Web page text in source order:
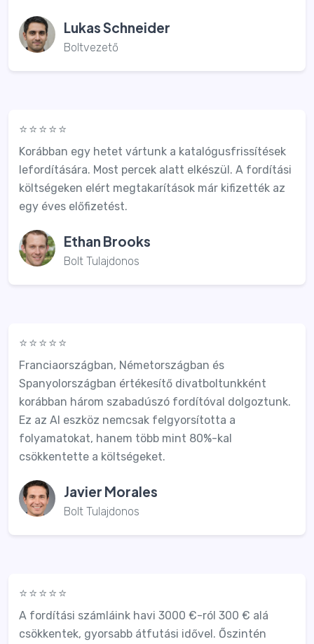
Lukas Schneider
Boltvezető
⭐⭐⭐⭐⭐
Korábban egy hetet vártunk a katalógusfrissítések
lefordítására. Most percek alatt elkészül. A fordítási
költségeken elért megtakarítások már kifizették az
egy éves előfizetést.
Ethan Brooks
Bolt Tulajdonos
⭐⭐⭐⭐⭐
Franciaországban, Németországban és
Spanyolországban értékesítő divatboltunkként
korábban három szabadúszó fordítóval dolgoztunk.
Ez az AI eszköz nemcsak felgyorsította a
folyamatokat, hanem több mint 80%-kal
csökkentette a költségeket.
Javier Morales
Bolt Tulajdonos
⭐⭐⭐⭐⭐
A fordítási számláink havi 3000 €-ról 300 € alá
csökkentek, gyorsabb átfutási idővel. Őszintén